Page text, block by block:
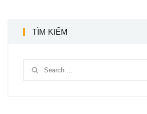
TÌM KIẾM